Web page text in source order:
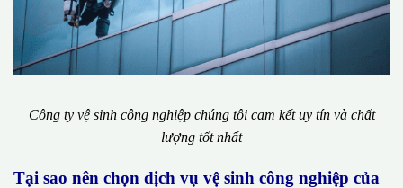
Công ty vệ sinh công nghiệp chúng tôi cam kết uy tín và chất
lượng tốt nhất
Tại sao nên chọn dịch vụ vệ sinh công nghiệp của